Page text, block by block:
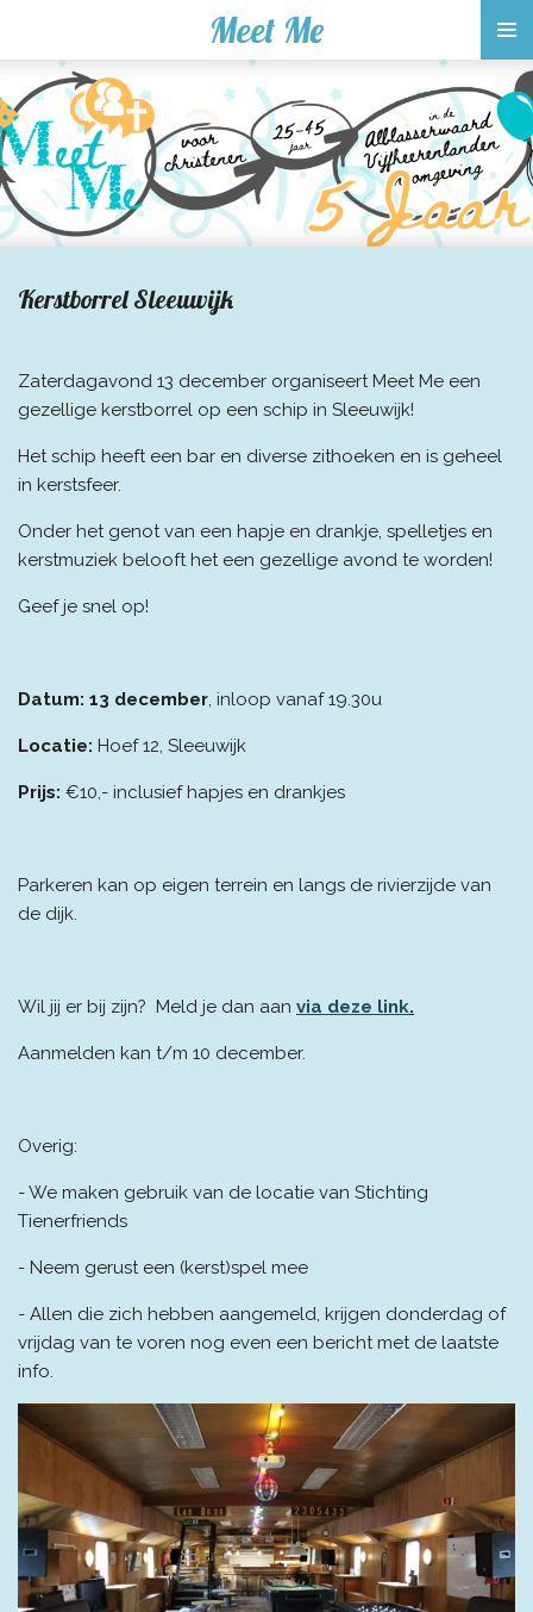
naar
de
hoofdinhoud
Meet Me
Kerstborrel Sleeuwijk
Zaterdagavond 13 december organiseert Meet Me een
gezellige kerstborrel op een schip in Sleeuwijk!
Het schip heeft een bar en diverse zithoeken en is geheel
in kerstsfeer.
Onder het genot van een hapje en drankje, spelletjes en
kerstmuziek belooft het een gezellige avond te worden!
Geef je snel op!
Datum: 13 december, inloop vanaf 19.30u
Locatie: Hoef 12, Sleeuwijk
Prijs: €10,- inclusief hapjes en drankjes
Parkeren kan op eigen terrein en langs de rivierzijde van
de dijk.
Wil jij er bij zijn? Meld je dan aan via deze link.
Aanmelden kan t/m 10 december.
Overig:
- We maken gebruik van de locatie van Stichting
Tienerfriends
- Neem gerust een (kerst)spel mee
- Allen die zich hebben aangemeld, krijgen donderdag of
vrijdag van te voren nog even een bericht met de laatste
info.